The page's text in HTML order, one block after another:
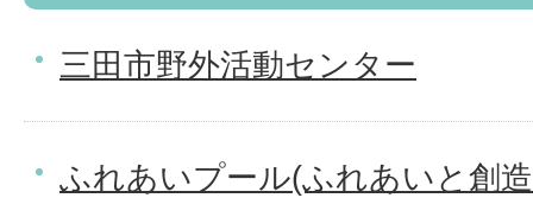
三田市野外活動センター
ふれあいプール(ふれあいと創